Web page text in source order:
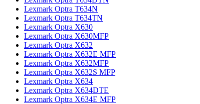
Lexmark Optra T634N
Lexmark Optra T634TN
Lexmark Optra X630
Lexmark Optra X630MFP
Lexmark Optra X632
Lexmark Optra X632E MFP
Lexmark Optra X632MFP
Lexmark Optra X632S MFP
Lexmark Optra X634
Lexmark Optra X634DTE
Lexmark Optra X634E MFP